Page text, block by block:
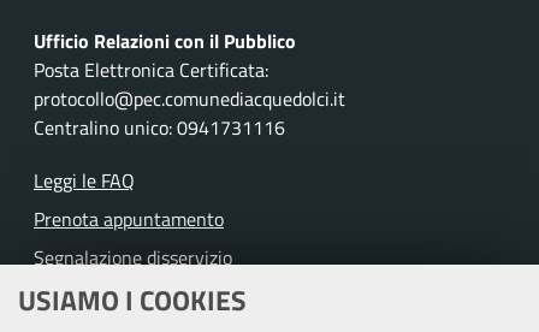
USIAMO I COOKIES
Ufficio Relazioni con il Pubblico
Posta Elettronica Certificata:
protocollo@pec.comunediacquedolci.it
Centralino unico: 0941731116
Leggi le FAQ
Prenota appuntamento
Segnalazione disservizio
Richiesta assistenza